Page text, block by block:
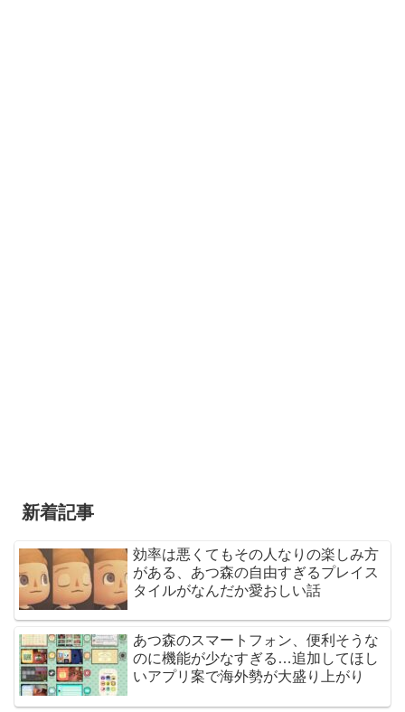
新着記事
効率は悪くてもその人なりの楽しみ方
がある、あつ森の自由すぎるプレイス
タイルがなんだか愛おしい話
あつ森のスマートフォン、便利そうな
のに機能が少なすぎる…追加してほし
いアプリ案で海外勢が大盛り上がり